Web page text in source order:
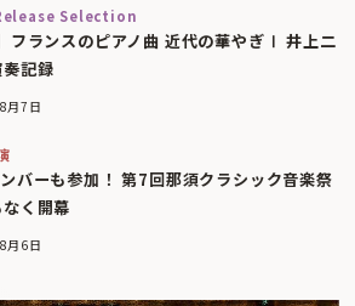
Selection
フランスのピアノ曲 近代の華やぎⅠ 井上二
記録
月7日
バーも参加！ 第7回那須クラシック音楽祭
く開幕
月6日